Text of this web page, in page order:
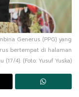
Generus (PPG) yang
bertempat di halaman
4). (Foto: Yusuf Yuska)